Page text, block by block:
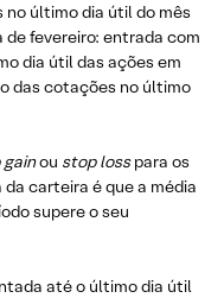
último dia útil do mês
fevereiro: entrada com
dia útil das ações em
das cotações no último
ou stop losspara os
carteira é que a média
supere o seu
até o último dia útil